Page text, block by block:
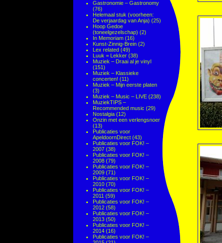
Gastronomie – Gastronomy
(76)
Helemaal stuk (voorheen:
De verjaardag van Anja) (25)
Hoop Gedoe
(toneelgezelschap) (2)
In Memoriam (16)
Kunst-Zinnig-Brein (2)
Lex related (49)
Luuk = Lekker (38)
Muziek – Draai al je vinyl
(151)
Muziek – Klassieke
concerten! (11)
Muziek – Mijn eerste platen
(3)
Muziek – Music – LIVE (238)
MuziekTIPS –
Recommended music (29)
Nostalgia (12)
Onzin met een verlengsnoer
(13)
Publicaties voor
ApeldoornDirect (43)
Publicaties voor FOK! –
2007 (38)
Publicaties voor FOK! –
2008 (79)
Publicaties voor FOK! –
2009 (71)
Publicaties voor FOK! –
2010 (70)
Publicaties voor FOK! –
2011 (59)
Publicaties voor FOK! –
2012 (58)
Publicaties voor FOK! –
2013 (50)
Publicaties voor FOK! –
2014 (16)
Publicaties voor FOK! –